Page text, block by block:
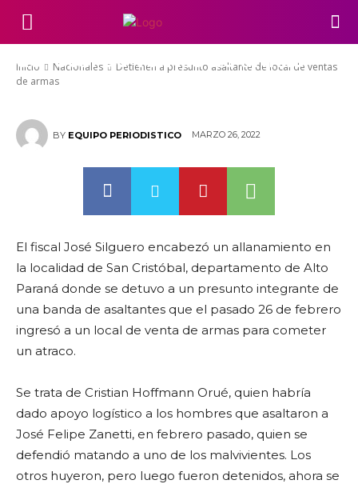
Inicio Nacionales
Detienen a presunto asaltante de local de ventas
de armas
Detienen a presunto asaltante
de local de ventas de armas
BY EQUIPO PERIODISTICO MARZO 26, 2022
El fiscal José Silguero encabezó un allanamiento en
la localidad de San Cristóbal, departamento de Alto
Paraná donde se detuvo a un presunto integrante de
una banda de asaltantes que el pasado 26 de febrero
ingresó a un local de venta de armas para cometer
un atraco.
Se trata de Cristian Hoffmann Orué, quien habría
dado apoyo logístico a los hombres que asaltaron a
José Felipe Zanetti, en febrero pasado, quien se
defendió matando a uno de los malvivientes. Los
otros huyeron, pero luego fueron detenidos, ahora se